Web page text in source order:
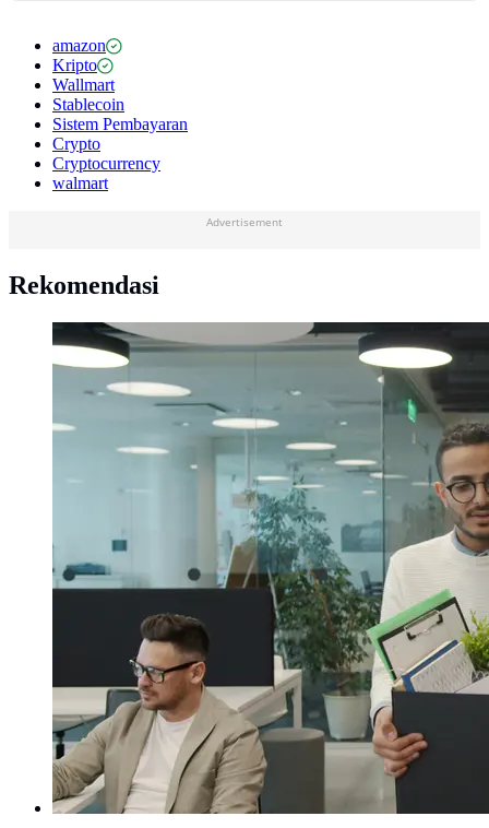
amazon
Kripto
Wallmart
Stablecoin
Sistem Pembayaran
Crypto
Cryptocurrency
walmart
Advertisement
Rekomendasi